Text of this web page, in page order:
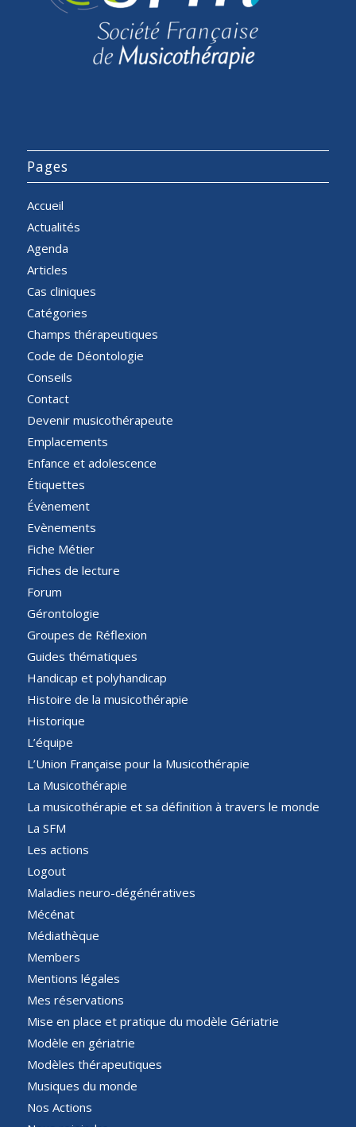
Pages
Accueil
Actualités
Agenda
Articles
Cas cliniques
Catégories
Champs thérapeutiques
Code de Déontologie
Conseils
Contact
Devenir musicothérapeute
Emplacements
Enfance et adolescence
Étiquettes
Évènement
Evènements
Fiche Métier
Fiches de lecture
Forum
Gérontologie
Groupes de Réflexion
Guides thématiques
Handicap et polyhandicap
Histoire de la musicothérapie
Historique
L’équipe
L’Union Française pour la Musicothérapie
La Musicothérapie
La musicothérapie et sa définition à travers le monde
La SFM
Les actions
Logout
Maladies neuro-dégénératives
Mécénat
Médiathèque
Members
Mentions légales
Mes réservations
Mise en place et pratique du modèle Gériatrie
Modèle en gériatrie
Modèles thérapeutiques
Musiques du monde
Nos Actions